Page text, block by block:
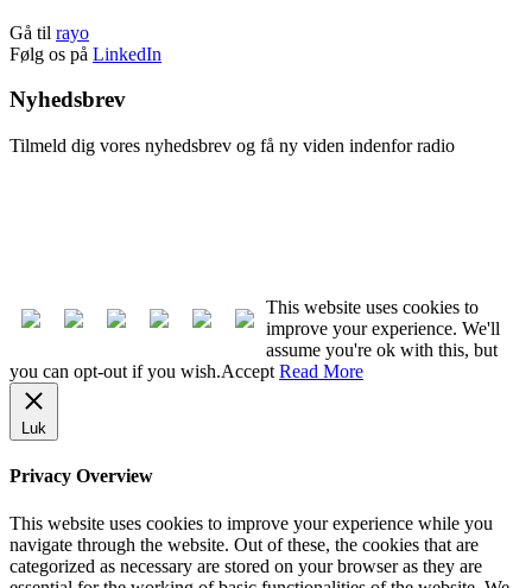
Gå til rayo
Følg os på LinkedIn
Nyhedsbrev
Tilmeld dig vores nyhedsbrev og få ny viden indenfor radio
This website uses cookies to
improve your experience. We'll
assume you're ok with this, but
you can opt-out if you wish.Accept Read More
Luk
Privacy Overview
This website uses cookies to improve your experience while you
navigate through the website. Out of these, the cookies that are
categorized as necessary are stored on your browser as they are